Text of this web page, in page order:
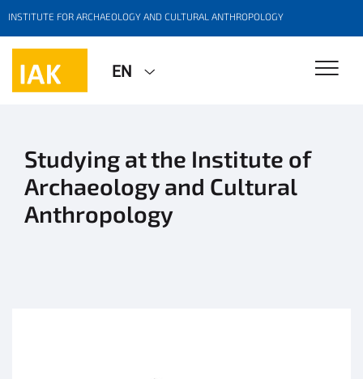
INSTITUTE FOR ARCHAEOLOGY AND CULTURAL ANTHROPOLOGY
EN
Studying at the Institute of
Archaeology and Cultural
Anthropology